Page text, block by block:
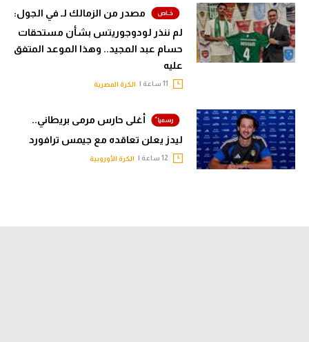
مصدر من الزمالك لـ في الجول:
لم ننذر لودوجوريتس بشأن مستحقات
حسام عبد المجيد.. وهذا الموعد المتفق
عليه
الكرة المصرية
أغلى حارس مرمى بريطاني..
ليدز يعلن تعاقده مع جيمس ترافورد
الكرة الأوروبية